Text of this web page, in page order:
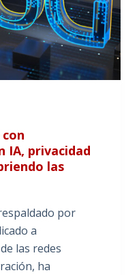
con
IA, privacidad
las
por
a
las redes
ha